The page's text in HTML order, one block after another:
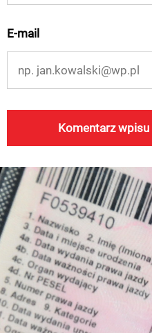
E-mail